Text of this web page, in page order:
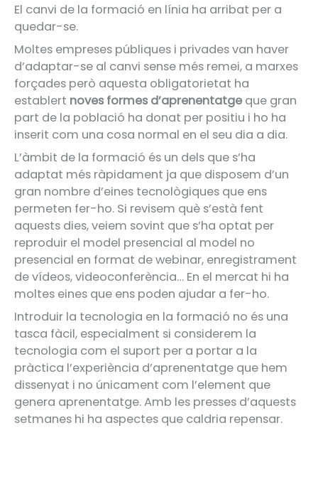
El canvi de la formació en línia ha arribat per a
quedar-se.
Moltes empreses públiques i privades van haver
d’adaptar-se al canvi sense més remei, a marxes
forçades però aquesta obligatorietat ha
establert noves formes d’aprenentatge que gran
part de la població ha donat per positiu i ho ha
inserit com una cosa normal en el seu dia a dia.
L’àmbit de la formació és un dels que s’ha
adaptat més ràpidament ja que disposem d’un
gran nombre d’eines tecnològiques que ens
permeten fer-ho. Si revisem què s’està fent
aquests dies, veiem sovint que s’ha optat per
reproduir el model presencial al model no
presencial en format de webinar, enregistrament
de vídeos, videoconferència… En el mercat hi ha
moltes eines que ens poden ajudar a fer-ho.
Introduir la tecnologia en la formació no és una
tasca fàcil, especialment si considerem la
tecnologia com el suport per a portar a la
pràctica l’experiència d’aprenentatge que hem
dissenyat i no únicament com l’element que
genera aprenentatge. Amb les presses d’aquests
setmanes hi ha aspectes que caldria repensar.